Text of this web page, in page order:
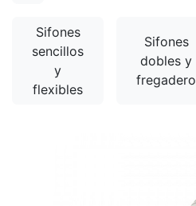
Sifones
sencillos
y
flexibles
Sifones
dobles y
fregadero